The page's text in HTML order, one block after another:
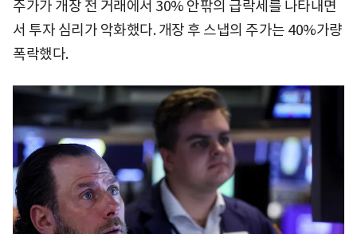
주가가 개장 전 거래에서 30% 안팎의 급락세를 나타내면
서 투자 심리가 악화했다. 개장 후 스냅의 주가는 40%가량
폭락했다.